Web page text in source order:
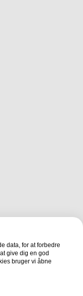
af
her kunne finde ny
i Danmark.
processer i
data, for at forbedre
give dig en god
bruger vi åbne